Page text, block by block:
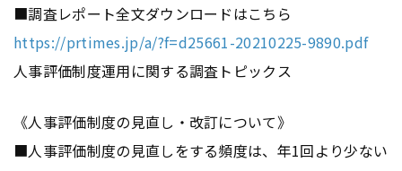
■調査レポート全文ダウンロードはこちら
https://prtimes.jp/a/?f=d25661-20210225-9890.pdf
人事評価制度運用に関する調査トピックス
《人事評価制度の見直し・改訂について》
■人事評価制度の見直しをする頻度は、年1回より少ない